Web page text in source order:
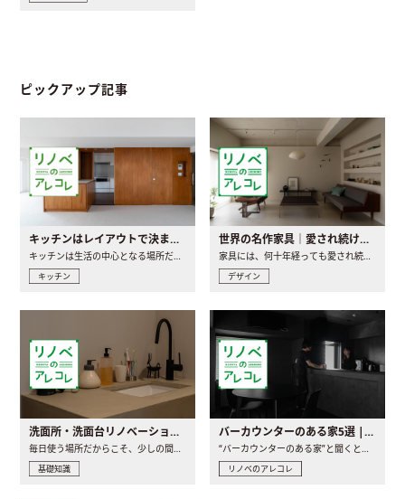
ピックアップ記事
キッチンはレイアウトで決まる。後悔しないための考え方と選び方
キッチンは生活の中心となる場所だからこそ、家の中のどこに置..
キッチン
世界の名作家具｜愛され続ける理由と一生モノとの出会い方
家具には、何十年経っても愛され続ける「名作」と呼ばれるもの..
デザイン
洗面所・洗面台リノベーションの事例と間取りアイデア
基礎知識
バーカウンターのある家5選 | 日常に馴染む“距離の近い”キッチンとは
リノベのアレコレ